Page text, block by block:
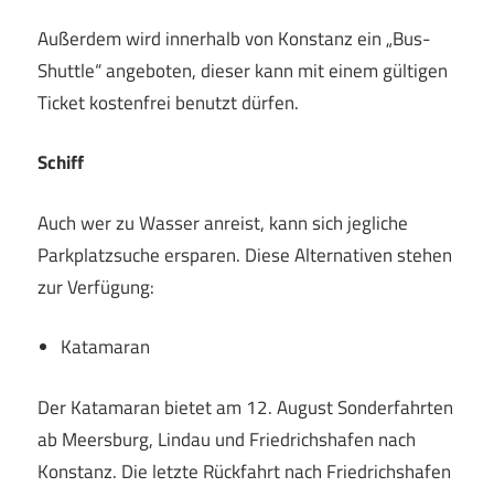
Außerdem wird innerhalb von Konstanz ein „Bus-
Shuttle“ angeboten, dieser kann mit einem gültigen
Ticket kostenfrei benutzt dürfen.
Schiff
Auch wer zu Wasser anreist, kann sich jegliche
Parkplatzsuche ersparen. Diese Alternativen stehen
zur Verfügung:
Katamaran
Der Katamaran bietet am 12. August Sonderfahrten
ab Meersburg, Lindau und Friedrichshafen nach
Konstanz. Die letzte Rückfahrt nach Friedrichshafen